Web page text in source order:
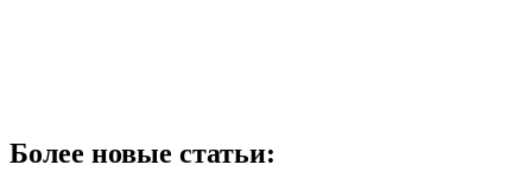
Более новые статьи: